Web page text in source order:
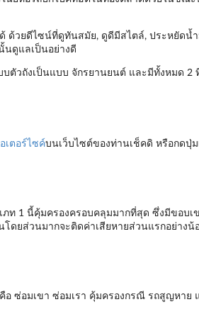
ด้วยดีไซน์ที่ดูทันสมัย, ดูดีมีสไตล์, ประหยัดน้
นดูแลเป็นอย่างดี
ตัวถังเป็นแบบ จักรยานยนต์ และมีทั้งหมด 2
เตอร์ไซค์บนเว็บไซต์ของท่านเช็คดิ หรือกดปุ่
ภท 1 นี้คุ้มครองครอบคลุมมากที่สุด ซึ่งมีขอบเ
ดยส่วนมากจะติดค่าเสียหายส่วนแรกอย่างน้
อ ซ่อมเขา ซ่อมเรา คุ้มครองกรณี รถสูญหาย